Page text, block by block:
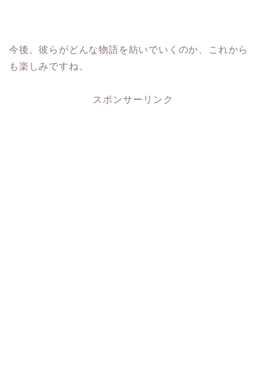
今後、彼らがどんな物語を紡いでいくのか、これから
も楽しみですね。
スポンサーリンク